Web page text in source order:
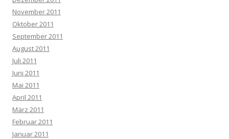
November 2011
Oktober 2011
September 2011
August 2011
Juli 2011
Juni 2011
Mai 2011
April 2011
März 2011
Februar 2011
Januar 2011